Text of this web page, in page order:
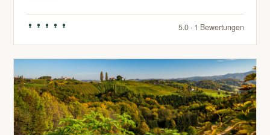
5.0 · 1 Bewertungen